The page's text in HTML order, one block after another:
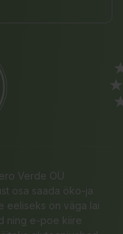
Verde OÜ
osa saada öko-ja
eeliseks on väga lai
ning e-poe kiire